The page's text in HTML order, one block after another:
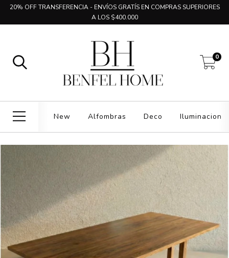
20% OFF TRANSFERENCIA - ENVÍOS GRATÍS EN COMPRAS SUPERIORES
A LOS $400.000
0
New Alfombras Deco Iluminacion